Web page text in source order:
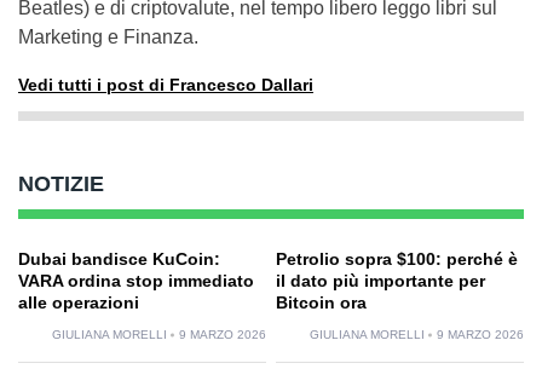
Beatles) e di criptovalute, nel tempo libero leggo libri sul
Marketing e Finanza.
Vedi tutti i post di Francesco Dallari
NOTIZIE
Dubai bandisce KuCoin:
VARA ordina stop immediato
alle operazioni
GIULIANA MORELLI 9 MARZO 2026
Petrolio sopra $100: perché è
il dato più importante per
Bitcoin ora
GIULIANA MORELLI 9 MARZO 2026